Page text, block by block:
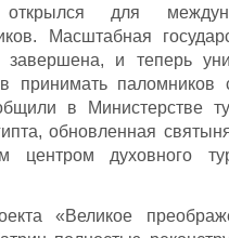
для
Масштабная
завершена, и теперь
принимать паломников
в Министерстве
обновленная
центром духовного
«Великое